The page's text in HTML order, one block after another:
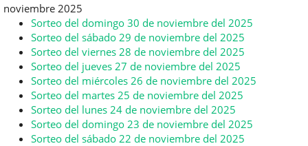
noviembre 2025
Sorteo del domingo 30 de noviembre del 2025
Sorteo del sábado 29 de noviembre del 2025
Sorteo del viernes 28 de noviembre del 2025
Sorteo del jueves 27 de noviembre del 2025
Sorteo del miércoles 26 de noviembre del 2025
Sorteo del martes 25 de noviembre del 2025
Sorteo del lunes 24 de noviembre del 2025
Sorteo del domingo 23 de noviembre del 2025
Sorteo del sábado 22 de noviembre del 2025